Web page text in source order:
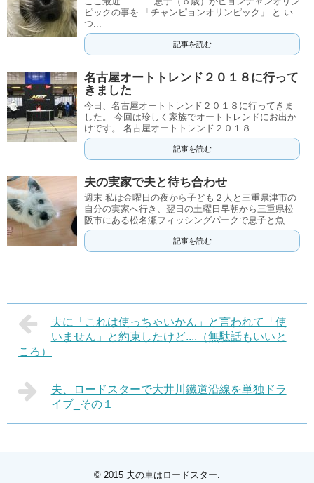
ピックの事を 「チャンピョンオリンピック」 と い
つ...
記事を読む
名古屋オートトレンド２０１８に行って
きました
今日、名古屋オートトレンド２０１８に行ってきま
した。 今回は珍しく家族でオートトレンドにお出か
けです。 名古屋オートトレンド２０１８...
記事を読む
夫の実家で夫と待ち合わせ
週末 私は金曜日の夜から子ども２人と三重県津市の
自分の実家へ行き、翌日の土曜日早朝から三重県松
阪市にある松名瀬フィッシングパークで息子と魚...
記事を読む
夫に「これは使っちゃいかん」と言われて「使
いません」と約束したけど....（無駄話もいいと
ころ）
夫、ロードスターで大井川鐵道沿線を単独ドラ
イブ_その１
© 2015 夫の車はロードスター.